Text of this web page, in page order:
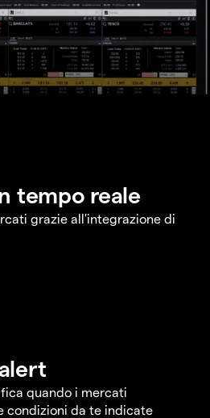
tempo reale
grazie all'integrazione di
quando i mercati
condizioni da te indicate